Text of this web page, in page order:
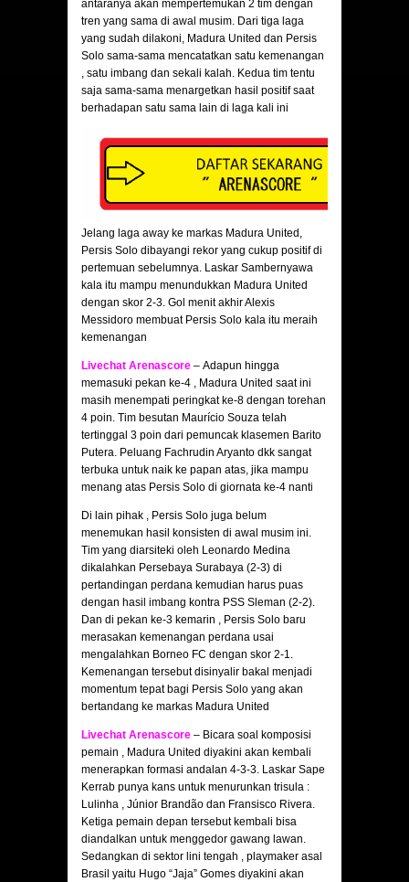
antaranya akan mempertemukan 2 tim dengan
tren yang sama di awal musim. Dari tiga laga
yang sudah dilakoni, Madura United dan Persis
Solo sama-sama mencatatkan satu kemenangan
, satu imbang dan sekali kalah. Kedua tim tentu
saja sama-sama menargetkan hasil positif saat
berhadapan satu sama lain di laga kali ini
Jelang laga away ke markas Madura United,
Persis Solo dibayangi rekor yang cukup positif di
pertemuan sebelumnya. Laskar Sambernyawa
kala itu mampu menundukkan Madura United
dengan skor 2-3. Gol menit akhir Alexis
Messidoro membuat Persis Solo kala itu meraih
kemenangan
Livechat Arenascore – Adapun hingga
memasuki pekan ke-4 , Madura United saat ini
masih menempati peringkat ke-8 dengan torehan
4 poin. Tim besutan Maurício Souza telah
tertinggal 3 poin dari pemuncak klasemen Barito
Putera. Peluang Fachrudin Aryanto dkk sangat
terbuka untuk naik ke papan atas, jika mampu
menang atas Persis Solo di giornata ke-4 nanti
Di lain pihak , Persis Solo juga belum
menemukan hasil konsisten di awal musim ini.
Tim yang diarsiteki oleh Leonardo Medina
dikalahkan Persebaya Surabaya (2-3) di
pertandingan perdana kemudian harus puas
dengan hasil imbang kontra PSS Sleman (2-2).
Dan di pekan ke-3 kemarin , Persis Solo baru
merasakan kemenangan perdana usai
mengalahkan Borneo FC dengan skor 2-1.
Kemenangan tersebut disinyalir bakal menjadi
momentum tepat bagi Persis Solo yang akan
bertandang ke markas Madura United
Livechat Arenascore – Bicara soal komposisi
pemain , Madura United diyakini akan kembali
menerapkan formasi andalan 4-3-3. Laskar Sape
Kerrab punya kans untuk menurunkan trisula :
Lulinha , Júnior Brandão dan Fransisco Rivera.
Ketiga pemain depan tersebut kembali bisa
diandalkan untuk menggedor gawang lawan.
Sedangkan di sektor lini tengah , playmaker asal
Brasil yaitu Hugo “Jaja” Gomes diyakini akan